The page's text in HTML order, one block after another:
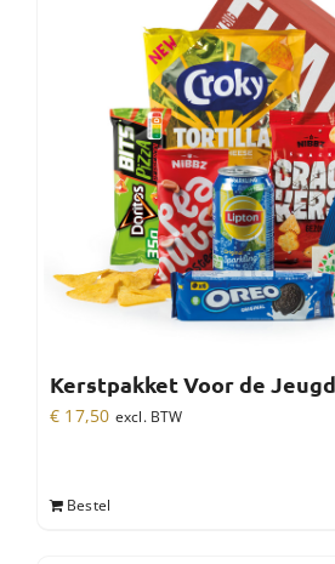
Kerstpakket Voor de Jeugd
€ 17,50 excl. BTW
Bestel